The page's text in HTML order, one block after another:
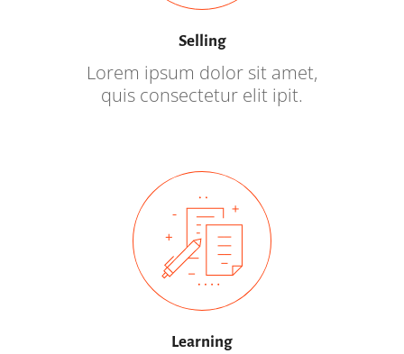
Selling
Lorem ipsum dolor sit amet,
quis consectetur elit ipit.
Learning